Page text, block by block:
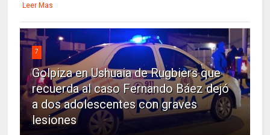
Leer Mas
7
Golpiza en Ushuaia de Rugbiers que
recuerda al caso Fernando Báez dejó
a dos adolescentes con graves
lesiones